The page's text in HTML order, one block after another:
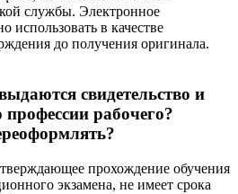
службы. Электронное
использовать в качестве
до получения оригинала.
свидетельство и
профессии рабочего?
прохождение обучения
экзамена, не имеет срока